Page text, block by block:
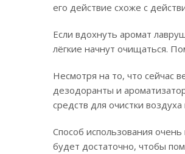
его действие схоже с
Если вдохнуть аромат
лёгкие начнут очищаться.
Несмотря на то, что сейчас
дезодоранты и
средств для очистки
Способ использования
будет достаточно, чтобы